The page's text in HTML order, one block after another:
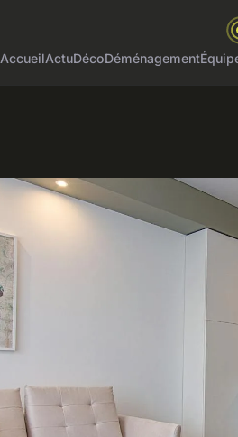
AccueilActuDécoDéménagement